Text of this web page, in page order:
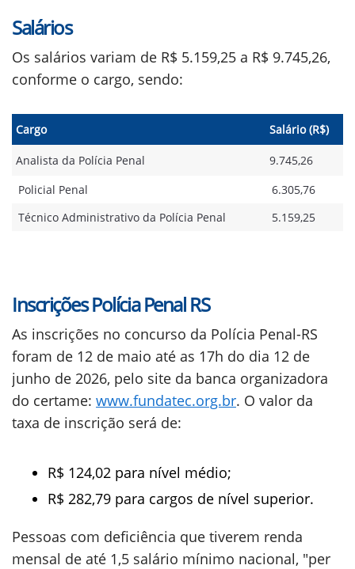
Salários
Os salários variam de R$ 5.159,25 a R$ 9.745,26,
conforme o cargo, sendo:
Cargo Salário (R$)
Analista da Polícia Penal
9.745,26
Policial Penal
6.305,76
Técnico Administrativo da Polícia Penal
5.159,25
Inscrições Polícia Penal RS
As inscrições no concurso da Polícia Penal-RS
foram de 12 de maio até as 17h do dia 12 de
junho de 2026, pelo site da banca organizadora
do certame: www.fundatec.org.br. O valor da
taxa de inscrição será de:
R$ 124,02 para nível médio;
R$ 282,79 para cargos de nível superior.
Pessoas com deficiência que tiverem renda
mensal de até 1,5 salário mínimo nacional, "per